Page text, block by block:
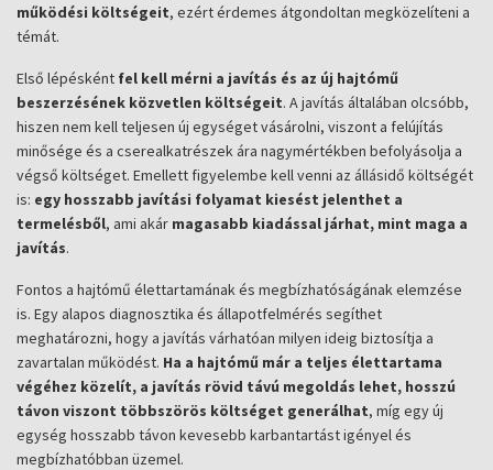
működési költségeit, ezért érdemes átgondoltan megközelíteni a
témát.
Első lépésként fel kell mérni a javítás és az új hajtómű
beszerzésének közvetlen költségeit. A javítás általában olcsóbb,
hiszen nem kell teljesen új egységet vásárolni, viszont a felújítás
minősége és a cserealkatrészek ára nagymértékben befolyásolja a
végső költséget. Emellett figyelembe kell venni az állásidő költségét
is: egy hosszabb javítási folyamat kiesést jelenthet a
termelésből, ami akár magasabb kiadással járhat, mint maga a
javítás.
Fontos a hajtómű élettartamának és megbízhatóságának elemzése
is. Egy alapos diagnosztika és állapotfelmérés segíthet
meghatározni, hogy a javítás várhatóan milyen ideig biztosítja a
zavartalan működést. Ha a hajtómű már a teljes élettartama
végéhez közelít, a javítás rövid távú megoldás lehet, hosszú
távon viszont többszörös költséget generálhat, míg egy új
egység hosszabb távon kevesebb karbantartást igényel és
megbízhatóbban üzemel.